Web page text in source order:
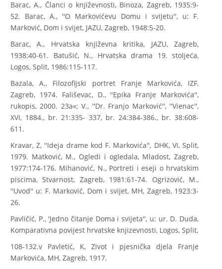
Barac, A., Članci o književnosti, Binoza, Zagreb, 1935:9-
52. Barac, A., ''O Markovićevu Domu i svijetu'', u: F.
Marković, Dom i svijet, JAZU, Zagreb, 1948:5-20.
Barac, A., Hrvatska književna kritika, JAZU, Zagreb,
1938:40-61. Batušić, N., Hrvatska drama 19. stoljeća,
Logos, Split, 1986:115-117.
Bazala, A., Filozofijski portret Franje Markovića, IZF,
Zagreb, 1974. Fališevac, D., ''Epika Franje Markovića'',
rukopis, 2000. 23a«; V., ''Dr. Franjo Marković'', ''Vienac'',
XVI, 1884., br. 21:335- 337, br. 24:384-386., br. 38:608-
611.
Kravar, Z, ''Ideja drame kod F. Markovića'', DHK, VI, Split,
1979. Matković, M., Ogledi i ogledala, Mladost, Zagreb,
1977:174-176. Mihanović, N., Portreti i eseji o hrvatskim
piscima, Stvarnost, Zagreb, 1981:61-74. Ogrizović, M.,
''Uvod'' u: F. Marković, Dom i svijet, MH, Zagreb, 1923:3-
26.
Pavličić, P., 'Jedno čitanje Doma i svijeta'', u: ur. D. Duda,
Komparativna povijest hrvatske knjizevnosti, Logos, Split,
108-132.v Pavletić, K, Zivot i pjesnička djela Franje
Markovića, MH, Zagreb, 1917.